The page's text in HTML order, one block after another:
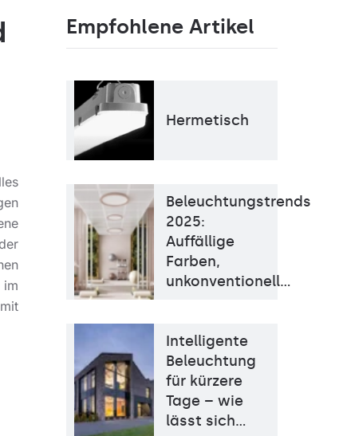
im
Empfohlene Artikel
Hermetisch
Beleuchtungstrends
2025:
Auffällige
Farben,
unkonventionell…
Farbtemperatur [K]
4000K
Lichtquelle
LED
Montage
Anbau,
Hänge-/abgehängt
Typ Diffusor
Linsenmatrix
Intelligente
Beleuchtung
für kürzere
Tage – wie
lässt sich…